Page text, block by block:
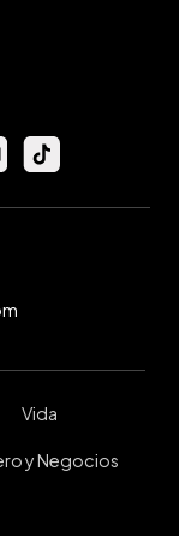
Vida
y Negocios